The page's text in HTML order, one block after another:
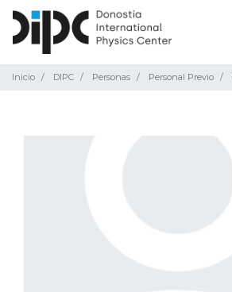
Inicio DIPC Personas Personal Previo